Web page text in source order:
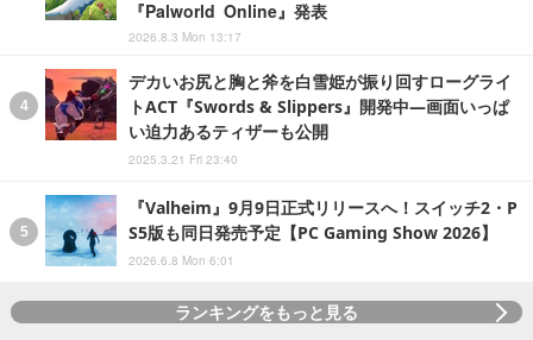
『Palworld Online』発表
2026.8.3 Mon 13:17
デカいお尻と胸と斧を白雪姫が振り回すローグライ
トACT『Swords & Slippers』開発中―画面いっぱ
い迫力あるティザーも公開
2025.3.21 Fri 23:40
『Valheim』9月9日正式リリースへ！スイッチ2・P
S5版も同日発売予定【PC Gaming Show 2026】
2026.6.8 Mon 6:01
ランキングをもっと見る